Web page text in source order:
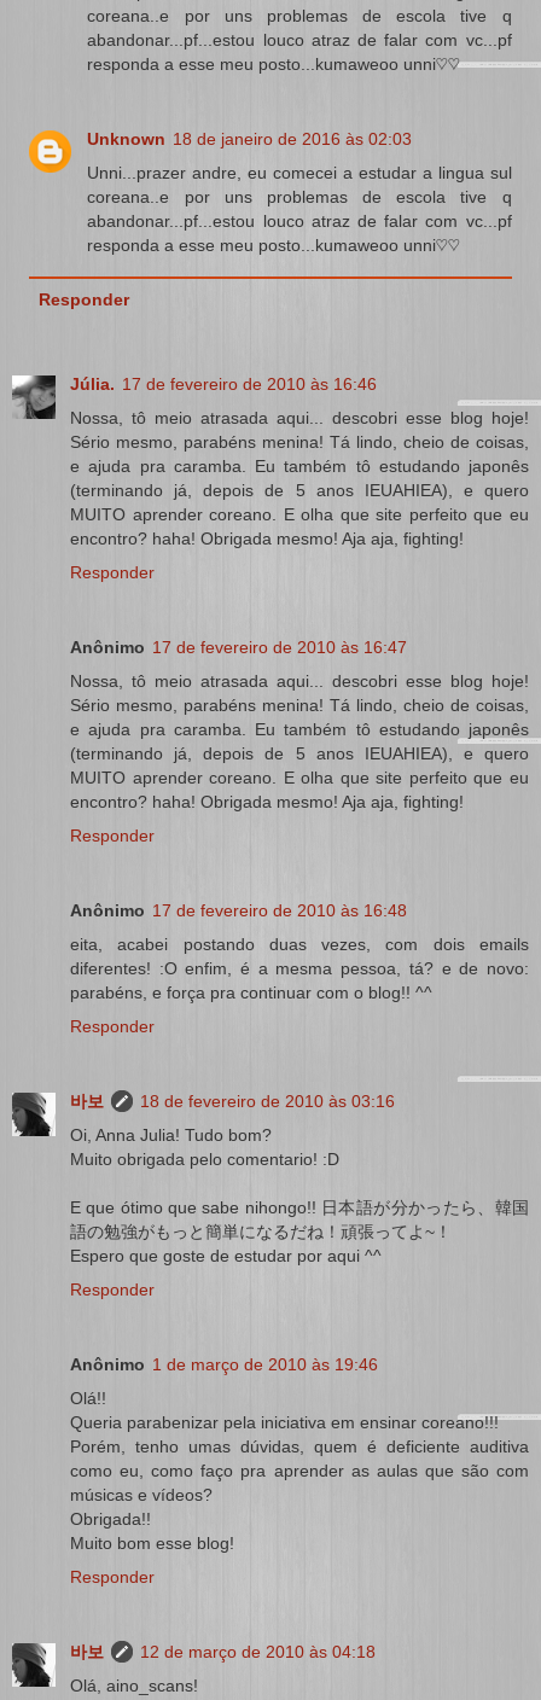
coreana..e por uns problemas de escola tive q
abandonar...pf...estou louco atraz de falar com vc...pf
responda a esse meu posto...kumaweoo unni♡♡
Unknown 18 de janeiro de 2016 às 02:03
Unni...prazer andre, eu comecei a estudar a lingua sul
coreana..e por uns problemas de escola tive q
abandonar...pf...estou louco atraz de falar com vc...pf
responda a esse meu posto...kumaweoo unni♡♡
Responder
Júlia. 17 de fevereiro de 2010 às 16:46
Nossa, tô meio atrasada aqui... descobri esse blog hoje!
Sério mesmo, parabéns menina! Tá lindo, cheio de coisas,
e ajuda pra caramba. Eu também tô estudando japonês
(terminando já, depois de 5 anos IEUAHIEA), e quero
MUITO aprender coreano. E olha que site perfeito que eu
encontro? haha! Obrigada mesmo! Aja aja, fighting!
Responder
Anônimo 17 de fevereiro de 2010 às 16:47
Nossa, tô meio atrasada aqui... descobri esse blog hoje!
Sério mesmo, parabéns menina! Tá lindo, cheio de coisas,
e ajuda pra caramba. Eu também tô estudando japonês
(terminando já, depois de 5 anos IEUAHIEA), e quero
MUITO aprender coreano. E olha que site perfeito que eu
encontro? haha! Obrigada mesmo! Aja aja, fighting!
Responder
Anônimo 17 de fevereiro de 2010 às 16:48
eita, acabei postando duas vezes, com dois emails
diferentes! :O enfim, é a mesma pessoa, tá? e de novo:
parabéns, e força pra continuar com o blog!! ^^
Responder
바보
18 de fevereiro de 2010 às 03:16
Oi, Anna Julia! Tudo bom?
Muito obrigada pelo comentario! :D
E que ótimo que sabe nihongo!! 日本語が分かったら、韓国
語の勉強がもっと簡単になるだね！頑張ってよ~！
Espero que goste de estudar por aqui ^^
Responder
Anônimo 1 de março de 2010 às 19:46
Olá!!
Queria parabenizar pela iniciativa em ensinar coreano!!!
Porém, tenho umas dúvidas, quem é deficiente auditiva
como eu, como faço pra aprender as aulas que são com
músicas e vídeos?
Obrigada!!
Muito bom esse blog!
Responder
바보
12 de março de 2010 às 04:18
Olá, aino_scans!